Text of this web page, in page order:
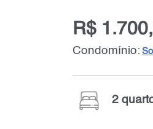
R$
Condomínio:
2